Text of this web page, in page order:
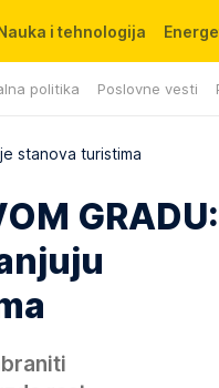
politika Poslovne vesti
i tehnologija
stanova turistima
GRADU: